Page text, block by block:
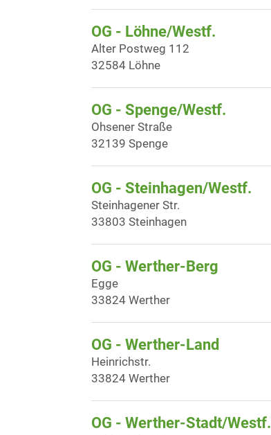
OG - Löhne/Westf.
Alter Postweg 112
32584 Löhne
OG - Spenge/Westf.
Ohsener Straße
32139 Spenge
OG - Steinhagen/Westf.
Steinhagener Str.
33803 Steinhagen
OG - Werther-Berg
Egge
33824 Werther
OG - Werther-Land
Heinrichstr.
33824 Werther
OG - Werther-Stadt/Westf.